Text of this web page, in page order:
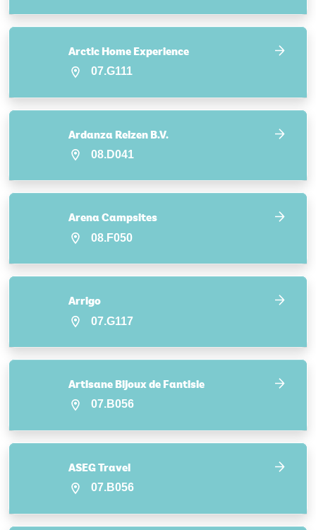
Arctic Home Experience
07.G111
Ardanza Reizen B.V.
08.D041
Arena Campsites
08.F050
Arrigo
07.G117
Artisane Bijoux de Fantisie
07.B056
ASEG Travel
07.B056